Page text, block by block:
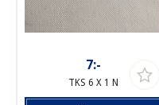
7:-
TKS 6 X 1 N